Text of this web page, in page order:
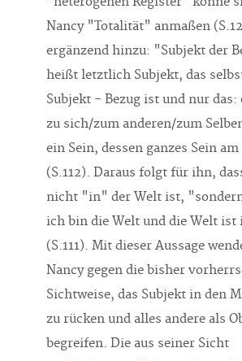
Nancy "Totalität" anmaßen
ergänzend hinzu: "Subjekt der
heißt letztlich Subjekt, das
Subjekt - Bezug ist und nur das:
zu sich/zum anderen/zum
ein Sein, dessen ganzes Sein
(S.112). Daraus folgt für ihn,
nicht "in" der Welt ist,
ich bin die Welt und die Welt
(S.111). Mit dieser Aussage
Nancy gegen die bisher
Sichtweise, das Subjekt in den
zu rücken und alles andere als
begreifen. Die aus seiner Sicht
wechselseitige Öffnung fixiert